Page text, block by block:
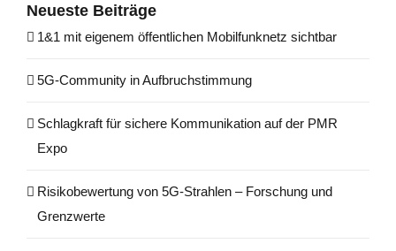
Neueste Beiträge
1&1 mit eigenem öffentlichen Mobilfunknetz sichtbar
5G-Community in Aufbruchstimmung
Schlagkraft für sichere Kommunikation auf der PMR
Expo
Risikobewertung von 5G-Strahlen – Forschung und
Grenzwerte